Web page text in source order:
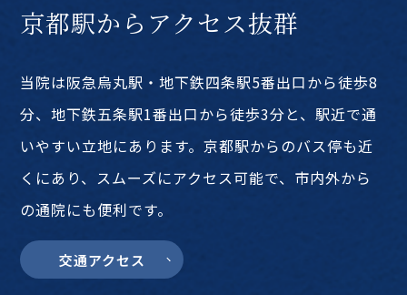
京都駅からアクセス抜群
当院は阪急烏丸駅・地下鉄四条駅5番出口から徒歩8
分、地下鉄五条駅1番出口から徒歩3分と、駅近で通
いやすい立地にあります。京都駅からのバス停も近
くにあり、スムーズにアクセス可能で、市内外から
の通院にも便利です。
交通アクセス